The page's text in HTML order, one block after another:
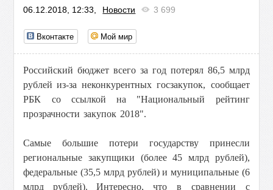
06.12.2018, 12:33, Новости 3 699
Вконтакте Мой мир
Российский бюджет всего за год потерял 86,5 млрд
рублейиз-за неконкурентных госзакупок, сообщает
РБК со ссылкой на "Национальный рейтинг
прозрачности закупок 2018".
Самые большие потери государству принесли
региональные закупщики (более 45 млрд рублей),
федеральные (35,5 млрд рублей) и муниципальные (6
млрд рублей). Интересно, что в сравнении с